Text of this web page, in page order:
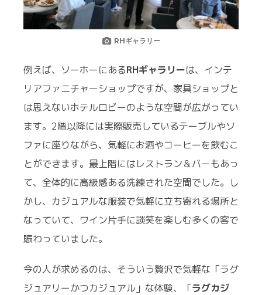
RHギャラリー
例えば、ソーホーにあるRHギャラリーは、インテ
リアファニチャーショップですが、家具ショップと
は思えないホテルロビーのような空間が広がってい
ます。2階以降には実際販売しているテーブルやソ
ファに座りながら、気軽にお酒やコーヒーを飲むこ
とができます。最上階にはレストラン＆バーもあっ
て、全体的に高級感ある洗練された空間でした。し
かし、カジュアルな服装で気軽に立ち寄れる場所と
なっていて、ワイン片手に談笑を楽しむ多くの客で
賑わっていました。
今の人が求めるのは、そういう贅沢で気軽な「ラグ
ジュアリーかつカジュアル」な体験、「ラグカジ